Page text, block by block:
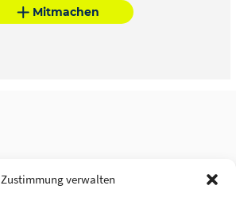
Zustimmung verwalten
Mitmachen